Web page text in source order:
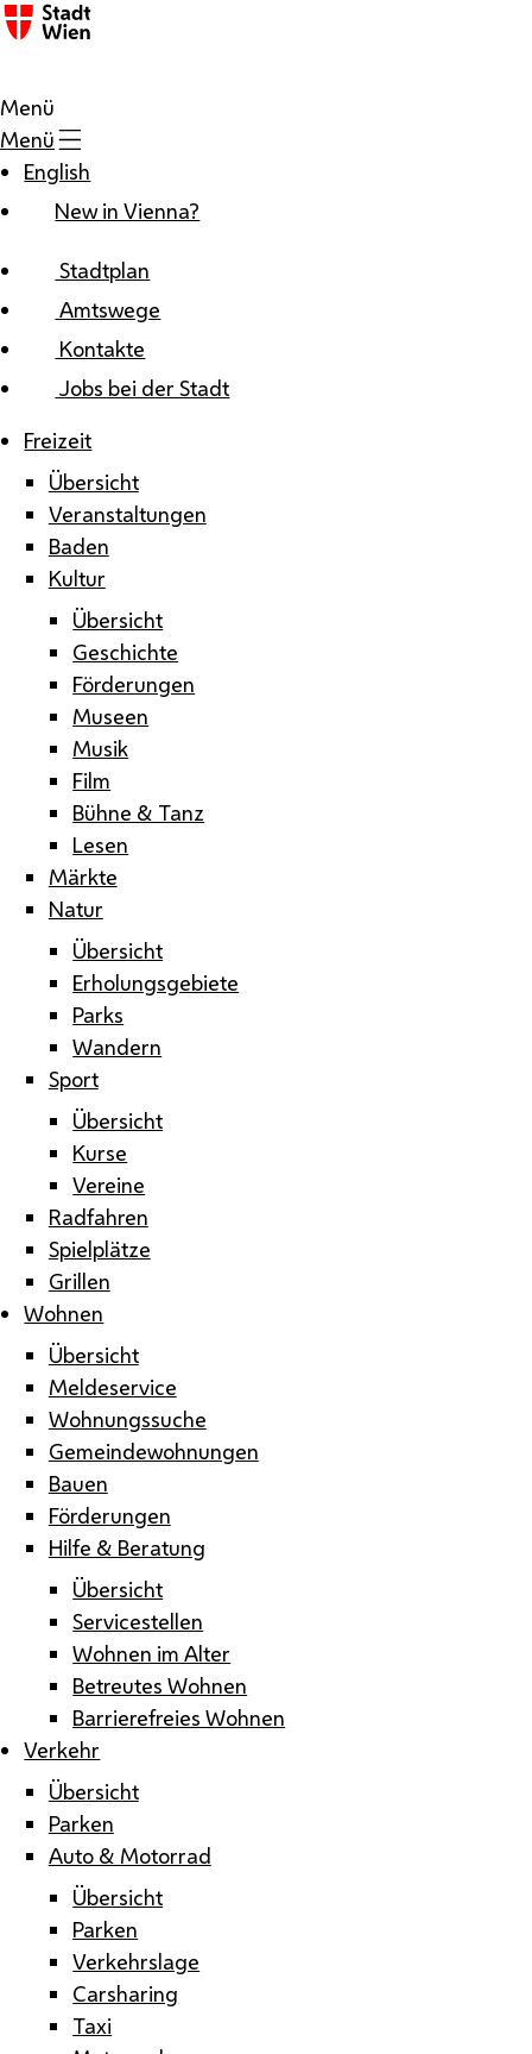
Zum Inhalt
Menü
Menü
English
New in Vienna?
Stadtplan
Amtswege
Kontakte
Jobs bei der Stadt
Freizeit
Übersicht
Veranstaltungen
Baden
Kultur
Übersicht
Geschichte
Förderungen
Museen
Musik
Film
Bühne & Tanz
Lesen
Märkte
Natur
Übersicht
Erholungsgebiete
Parks
Wandern
Sport
Übersicht
Kurse
Vereine
Radfahren
Spielplätze
Grillen
Wohnen
Übersicht
Meldeservice
Wohnungssuche
Gemeindewohnungen
Bauen
Förderungen
Hilfe & Beratung
Übersicht
Servicestellen
Wohnen im Alter
Betreutes Wohnen
Barrierefreies Wohnen
Verkehr
Übersicht
Parken
Auto & Motorrad
Übersicht
Parken
Verkehrslage
Carsharing
Taxi